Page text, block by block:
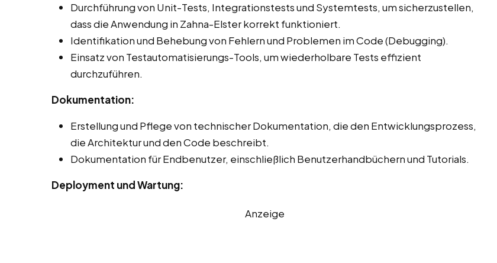
Durchführung von Unit-Tests, Integrationstests und Systemtests, um sicherzustellen,
dass die Anwendung in Zahna-Elster korrekt funktioniert.
Identifikation und Behebung von Fehlern und Problemen im Code (Debugging).
Einsatz von Testautomatisierungs-Tools, um wiederholbare Tests effizient
durchzuführen.
Dokumentation:
Erstellung und Pflege von technischer Dokumentation, die den Entwicklungsprozess,
die Architektur und den Code beschreibt.
Dokumentation für Endbenutzer, einschließlich Benutzerhandbüchern und Tutorials.
Deployment und Wartung:
Anzeige